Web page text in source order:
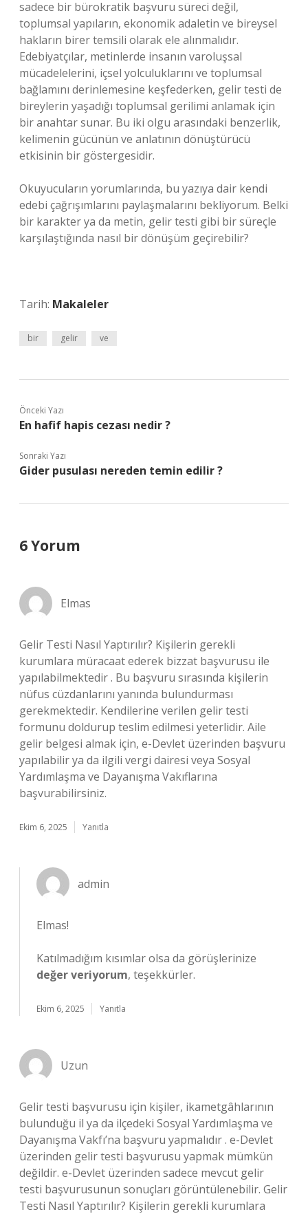
sadece bir bürokratik başvuru süreci değil,
toplumsal yapıların, ekonomik adaletin ve bireysel
hakların birer temsili olarak ele alınmalıdır.
Edebiyatçılar, metinlerde insanın varoluşsal
mücadelelerini, içsel yolculuklarını ve toplumsal
bağlamını derinlemesine keşfederken, gelir testi de
bireylerin yaşadığı toplumsal gerilimi anlamak için
bir anahtar sunar. Bu iki olgu arasındaki benzerlik,
kelimenin gücünün ve anlatının dönüştürücü
etkisinin bir göstergesidir.
Okuyucuların yorumlarında, bu yazıya dair kendi
edebi çağrışımlarını paylaşmalarını bekliyorum. Belki
bir karakter ya da metin, gelir testi gibi bir süreçle
karşılaştığında nasıl bir dönüşüm geçirebilir?
Tarih: Makaleler
bir gelir ve
Önceki Yazı
En hafif hapis cezası nedir ?
Sonraki Yazı
Gider pusulası nereden temin edilir ?
6 Yorum
Elmas
Gelir Testi Nasıl Yaptırılır? Kişilerin gerekli
kurumlara müracaat ederek bizzat başvurusu ile
yapılabilmektedir . Bu başvuru sırasında kişilerin
nüfus cüzdanlarını yanında bulundurması
gerekmektedir. Kendilerine verilen gelir testi
formunu doldurup teslim edilmesi yeterlidir. Aile
gelir belgesi almak için, e-Devlet üzerinden başvuru
yapılabilir ya da ilgili vergi dairesi veya Sosyal
Yardımlaşma ve Dayanışma Vakıflarına
başvurabilirsiniz.
Ekim 6, 2025 Yanıtla
admin
Elmas!
Katılmadığım kısımlar olsa da görüşlerinize
değer veriyorum, teşekkürler.
Ekim 6, 2025 Yanıtla
Uzun
Gelir testi başvurusu için kişiler, ikametgâhlarının
bulunduğu il ya da ilçedeki Sosyal Yardımlaşma ve
Dayanışma Vakfı’na başvuru yapmalıdır . e-Devlet
üzerinden gelir testi başvurusu yapmak mümkün
değildir. e-Devlet üzerinden sadece mevcut gelir
testi başvurusunun sonuçları görüntülenebilir. Gelir
Testi Nasıl Yaptırılır? Kişilerin gerekli kurumlara